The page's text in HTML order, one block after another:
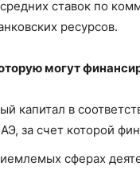
ставок по
ресурсов.
могут
капитал в
за счет которой
сферах